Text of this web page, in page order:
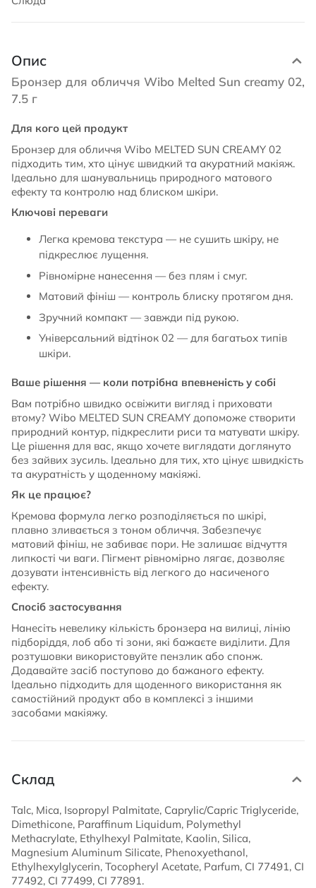
Опис
Бронзер для обличчя Wibo Melted Sun creamy 02,
7.5 г
Для кого цей продукт
Бронзер для обличчя Wibo MELTED SUN CREAMY 02
підходить тим, хто цінує швидкий та акуратний макіяж.
Ідеально для шанувальниць природного матового
ефекту та контролю над блиском шкіри.
Ключові переваги
Легка кремова текстура — не сушить шкіру, не
підкреслює лущення.
Рівномірне нанесення — без плям і смуг.
Матовий фініш — контроль блиску протягом дня.
Зручний компакт — завжди під рукою.
Універсальний відтінок 02 — для багатьох типів
шкіри.
Ваше рішення — коли потрібна впевненість у собі
Вам потрібно швидко освіжити вигляд і приховати
втому? Wibo MELTED SUN CREAMY допоможе створити
природний контур, підкреслити риси та матувати шкіру.
Це рішення для вас, якщо хочете виглядати доглянуто
без зайвих зусиль. Ідеально для тих, хто цінує швидкість
та акуратність у щоденному макіяжі.
Як це працює?
Кремова формула легко розподіляється по шкірі,
плавно зливається з тоном обличчя. Забезпечує
матовий фініш, не забиває пори. Не залишає відчуття
липкості чи ваги. Пігмент рівномірно лягає, дозволяє
дозувати інтенсивність від легкого до насиченого
ефекту.
Спосіб застосування
Нанесіть невелику кількість бронзера на вилиці, лінію
підборіддя, лоб або ті зони, які бажаєте виділити. Для
розтушовки використовуйте пензлик або спонж.
Додавайте засіб поступово до бажаного ефекту.
Ідеально підходить для щоденного використання як
самостійний продукт або в комплексі з іншими
засобами макіяжу.
Склад
Talc, Mica, Isopropyl Palmitate, Caprylic/Capric Triglyceride,
Dimethicone, Paraffinum Liquidum, Polymethyl
Methacrylate, Ethylhexyl Palmitate, Kaolin, Silica,
Magnesium Aluminum Silicate, Phenoxyethanol,
Ethylhexylglycerin, Tocopheryl Acetate, Parfum, CI 77491, CI
77492, CI 77499, CI 77891.